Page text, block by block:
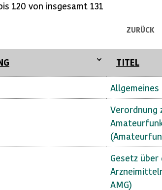
120 von insgesamt 131
ZURÜCK
TITEL
Allgemeines
Verordnung
Gesetz
AMG)